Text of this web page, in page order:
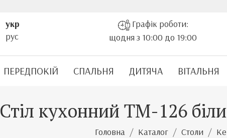
У
укр
рус
Графік роботи:
щодня з 10:00 до 19:00
ПЕРЕДПОКІЙ СПАЛЬНЯ ДИТЯЧА ВІТАЛЬНЯ
Стіл кухонний TM-126
Головна Каталог Столи